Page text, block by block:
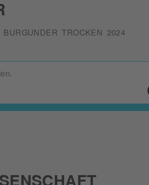
TROCKEN 2024